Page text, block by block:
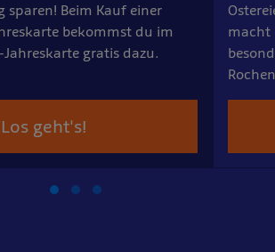
sparen! Beim Kauf einer
bekommst du im
gratis dazu.
Los geht's!
macht